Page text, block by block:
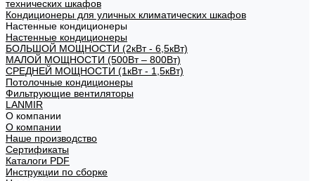
технических шкафов
Кондиционеры для уличных климатических шкафов
Настенные кондиционеры
Настенные кондиционеры
БОЛЬШОЙ МОЩНОСТИ (2кВт - 6,5кВт)
МАЛОЙ МОЩНОСТИ (500Вт – 800Вт)
СРЕДНЕЙ МОЩНОСТИ (1кВт - 1,5кВт)
Потолочные кондиционеры
Фильтрующие вентиляторы
LANMIR
О компании
О компании
Наше производство
Сертификаты
Каталоги PDF
Инструкции по сборке